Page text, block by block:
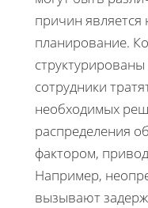
причин является
планирование.
сотрудники
необходимых
распределения
фактором,
Например,
вызывают